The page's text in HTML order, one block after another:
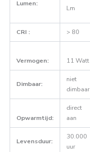
Lumen:
Lm
CRI : > 80
Vermogen: 11 Watt
Dimbaar:
niet
dimbaar
Opwarmtijd:
direct
aan
Levensduur:
30.000
uur